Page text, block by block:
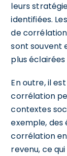
leurs
identifiées.
de
sont souvent
plus
En outre, il
corrélation
contextes
exemple, des
corrélation
revenu, ce